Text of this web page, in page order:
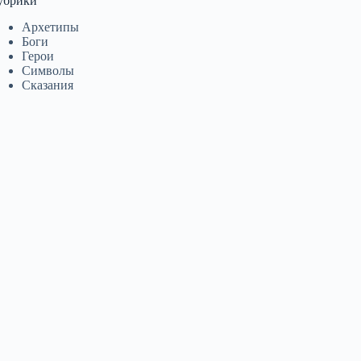
Архетипы
Боги
Герои
Символы
Сказания